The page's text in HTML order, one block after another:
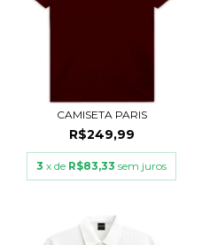
CAMISETA PARIS
R$249,99
3 x de R$83,33 sem juros